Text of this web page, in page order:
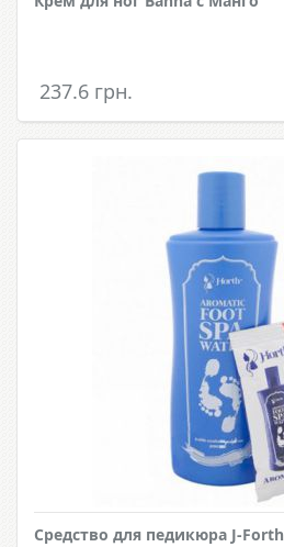
237.6 грн.
Средство для педикюра J-Forth